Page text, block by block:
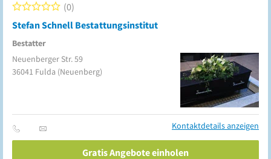
Stefan Schnell Bestattungsinstitut
Bestatter
0
Neuenberger Str. 59
36041 Fulda (Neuenberg)
Kontaktdetails anzeigen
Gratis Angebote einholen